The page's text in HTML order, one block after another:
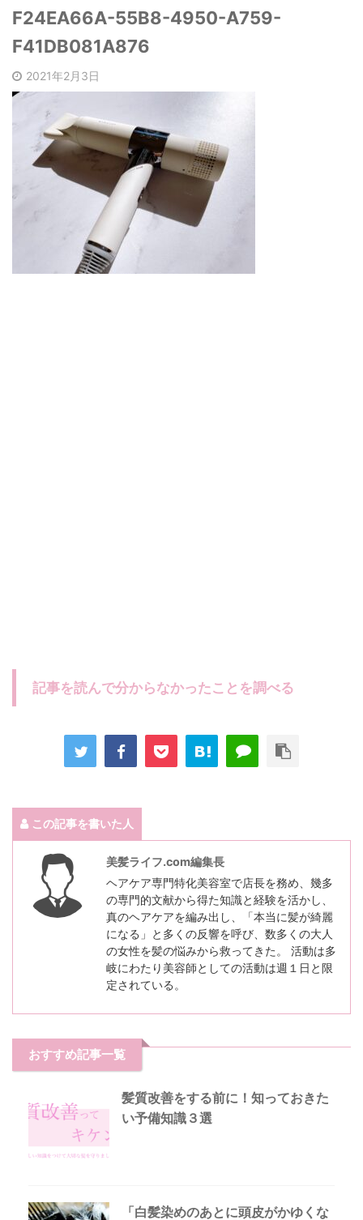
F24EA66A-55B8-4950-A759-
F41DB081A876
2021年2月3日
記事を読んで分からなかったことを調べる
この記事を書いた人
美髪ライフ.com編集長
ヘアケア専門特化美容室で店長を務め、幾多
の専門的文献から得た知識と経験を活かし、
真のヘアケアを編み出し、「本当に髪が綺麗
になる」と多くの反響を呼び、数多くの大人
の女性を髪の悩みから救ってきた。 活動は多
岐にわたり美容師としての活動は週１日と限
定されている。
おすすめ記事一覧
髪質改善をする前に！知っておきた
い予備知識３選
「白髪染めのあとに頭皮がかゆくな